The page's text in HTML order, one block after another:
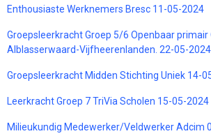
Enthousiaste Werknemers Bresc 11-05-2024
Groepsleerkracht Groep 5/6 Openbaar primair
Alblasserwaard-Vijfheerenlanden. 22-05-2024
Groepsleerkracht Midden Stichting Uniek 14-
Leerkracht Groep 7 TriVia Scholen 15-05-2024
Milieukundig Medewerker/Veldwerker Adcim